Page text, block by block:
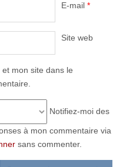
E-mail *
Site web
mon site dans le
Notifiez-moi des
à mon commentaire via
sans commenter.